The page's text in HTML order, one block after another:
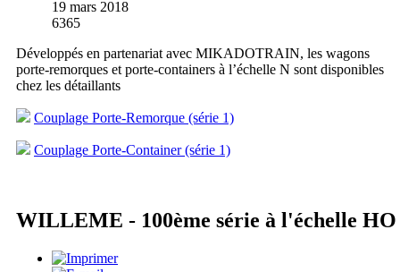
19 mars 2018
6365
Développés en partenariat avec MIKADOTRAIN, les wagons
porte-remorques et porte-containers à l’échelle N sont disponibles
chez les détaillants
Couplage Porte-Remorque (série 1)
Couplage Porte-Container (série 1)
WILLEME - 100ème série à l'échelle HO